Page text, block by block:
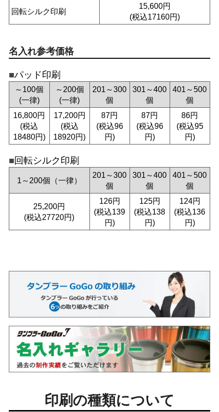
回転シルク印刷
15,600円
(税込17160円)
名入れ参考価格
パッド印刷
～100個
(一律)
～200個
(一律)
201～300
個
301～400
個
401～500
個
16,800円
(税込
18480円)
17,200円
(税込
18920円)
87円
(税込96
円)
87円
(税込96
円)
86円
(税込95
円)
回転シルク印刷
1～200個（一律）
201～300
個
301～400
個
401～500
個
25,200円
(税込27720円)
126円
(税込139
円)
125円
(税込138
円)
124円
(税込136
円)
印刷の種類について